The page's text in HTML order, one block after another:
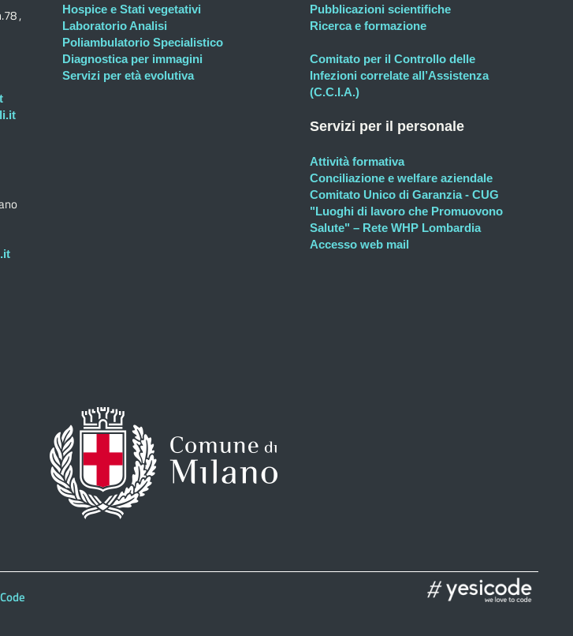
,
Hospice e Stati vegetativi
Laboratorio Analisi
Poliambulatorio Specialistico
Diagnostica per immagini
Servizi per età evolutiva
Pubblicazioni scientifiche
Ricerca e formazione
Comitato per il Controllo delle
Infezioni correlate all’Assistenza
(C.C.I.A.)
Servizi per il personale
Attività formativa
Conciliazione e welfare aziendale
Comitato Unico di Garanzia - CUG
"Luoghi di lavoro che Promuovono
Salute" – Rete WHP Lombardia
Accesso web mail